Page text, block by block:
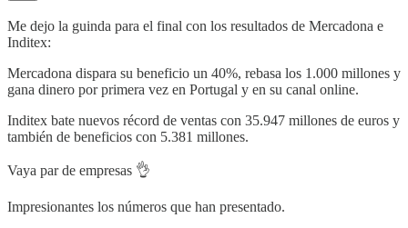
Me dejo la guinda para el final con los resultados de Mercadona e
Inditex:
Mercadona dispara su beneficio un 40%, rebasa los 1.000 millones y
gana dinero por primera vez en Portugal y en su canal online.
Inditex bate nuevos récord de ventas con 35.947 millones de euros y
también de beneficios con 5.381 millones.
Vaya par de empresas 👌
Impresionantes los números que han presentado.